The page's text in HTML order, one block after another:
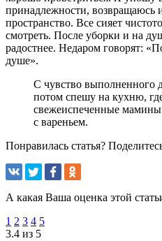
принадлежности, возвращаюсь
пространство. Все сияет
смотреть. После уборки и на
радостнее. Недаром говорят:
душе».
С чувство выполненного
потом спешу на кухню,
свежеиспеченные
с вареньем.
Понравилась статья?
А какая Ваша оценка этой
1 2 3 4 5
3.4 из 5